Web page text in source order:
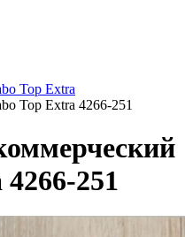
Top Extra
Top Extra 4266-251
251